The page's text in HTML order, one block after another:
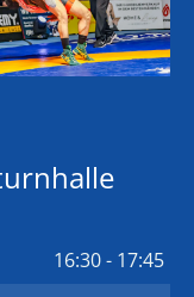
16:30 - 17:45